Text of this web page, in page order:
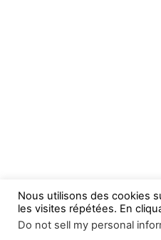
Nous utilisons des cookies
les visites répétées. En
Do not sell my personal